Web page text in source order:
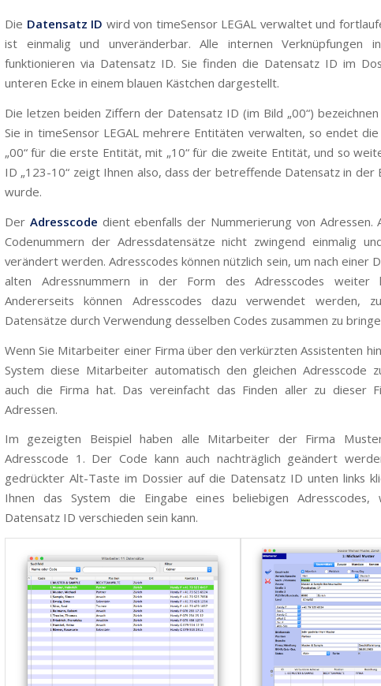
Die Datensatz ID wird von timeSensor LEGAL verwaltet und
ist einmalig und unveränderbar. Alle internen Verknüpfungen
funktionieren via Datensatz ID. Sie finden die Datensatz ID im
unteren Ecke in einem blauen Kästchen dargestellt.
Die letzen beiden Ziffern der Datensatz ID (im Bild „00“)
Sie in timeSensor LEGAL mehrere Entitäten verwalten, so endet
„00“ für die erste Entität, mit „10“ für die zweite Entität, und so
ID „123-10“ zeigt Ihnen also, dass der betreffende Datensatz in
wurde.
Der Adresscode dient ebenfalls der Nummerierung von Adressen.
Codenummern der Adressdatensätze nicht zwingend einmalig
verändert werden. Adresscodes können nützlich sein, um nach einer
alten Adressnummern in der Form des Adresscodes weiter
Andererseits können Adresscodes dazu verwendet werden,
Datensätze durch Verwendung desselben Codes zusammen zu
Wenn Sie Mitarbeiter einer Firma über den verkürzten Assistenten
System diese Mitarbeiter automatisch den gleichen Adresscode
auch die Firma hat. Das vereinfacht das Finden aller zu dieser
Adressen.
Im gezeigten Beispiel haben alle Mitarbeiter der Firma
Adresscode 1. Der Code kann auch nachträglich geändert
gedrückter Alt-Taste im Dossier auf die Datensatz ID unten links
Ihnen das System die Eingabe eines beliebigen
Datensatz ID verschieden sein kann.